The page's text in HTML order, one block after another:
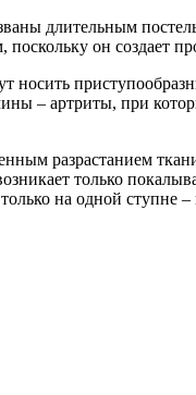
длительным
он создает
носить
– артриты, при
разрастанием
только
на одной ступне